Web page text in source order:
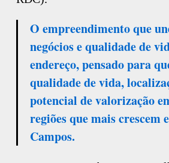
O empreendimento que
negócios e qualidade de
endereço, pensado para
qualidade de vida,
potencial de valorização
regiões que mais crescem
Campos.